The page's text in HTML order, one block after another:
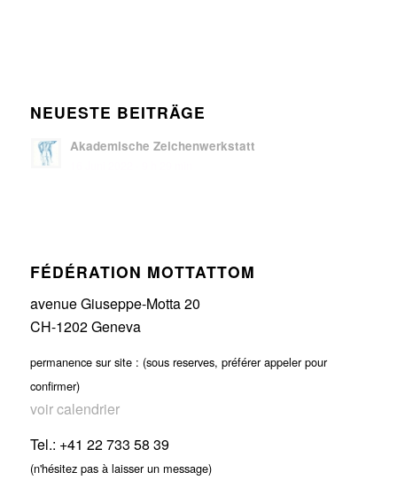
NEUESTE BEITRÄGE
Akademische Zeichenwerkstatt
FÉDÉRATION MOTTATTOM
avenue Giuseppe-Motta 20
CH-1202 Geneva
permanence sur site : (sous reserves, préférer appeler pour
confirmer)
voir calendrier
Tel.: +41 22 733 58 39
(n'hésitez pas à laisser un message)